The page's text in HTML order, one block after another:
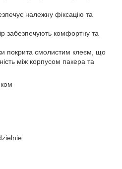
належну фіксацію та
забезпечують комфортну та
покрита смолистим клеєм, що
між корпусом пакера та